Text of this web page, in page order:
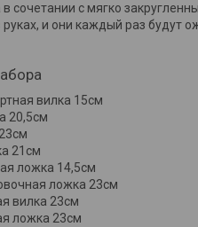
в сочетании с мягко
и они каждый раз будут
вилка 15см
20,5см
21см
ложка 14,5см
ложка 23см
вилка 23см
ложка 23см